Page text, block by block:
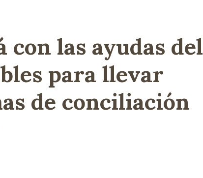
las ayudas del
para llevar
de conciliación